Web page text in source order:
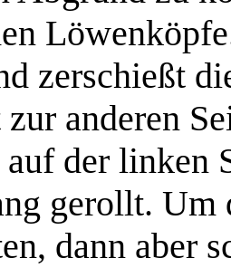
zerschießt
zur anderen
der linken
gerollt.
dann aber